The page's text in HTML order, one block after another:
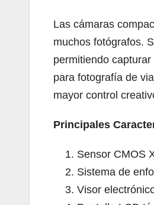
Las cámaras
muchos fotógrafos.
permitiendo
para fotografía de
mayor control
Principales
Sensor CMOS
Sistema de
Visor